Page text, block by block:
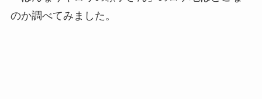
のか調べてみました。